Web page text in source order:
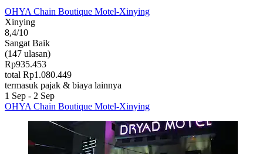
OHYA Chain Boutique Motel-Xinying
Xinying
8,4/10
Sangat Baik
(147 ulasan)
Rp935.453
total Rp1.080.449
termasuk pajak & biaya lainnya
1 Sep - 2 Sep
OHYA Chain Boutique Motel-Xinying